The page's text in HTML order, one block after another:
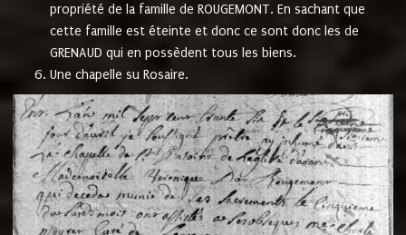
propriété de la famille de ROUGEMONT. En sachant que
cette famille est éteinte et donc ce sont donc les de
GRENAUD qui en possèdent tous les biens.
Une chapelle su Rosaire.